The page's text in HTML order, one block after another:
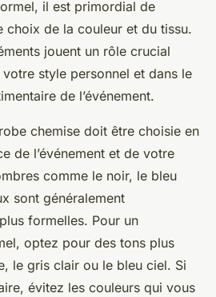
il est primordial de
choix de la couleur et du tissu.
jouent un rôle crucial
votre style personnel et dans le
de l’événement.
chemise doit être choisie en
de l’événement et de votre
comme le noir, le bleu
sont généralement
formelles. Pour un
optez pour des tons plus
le gris clair ou le bleu ciel. Si
évitez les couleurs qui vous